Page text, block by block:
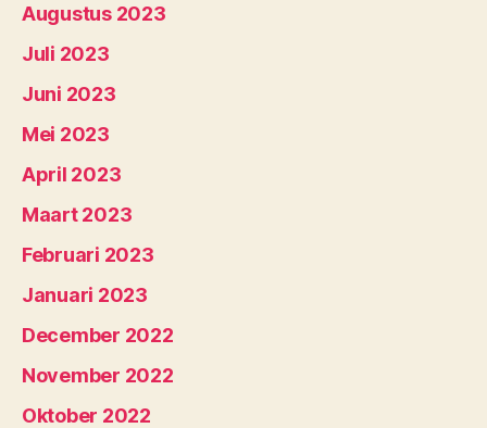
Augustus 2023
Juli 2023
Juni 2023
Mei 2023
April 2023
Maart 2023
Februari 2023
Januari 2023
December 2022
November 2022
Oktober 2022